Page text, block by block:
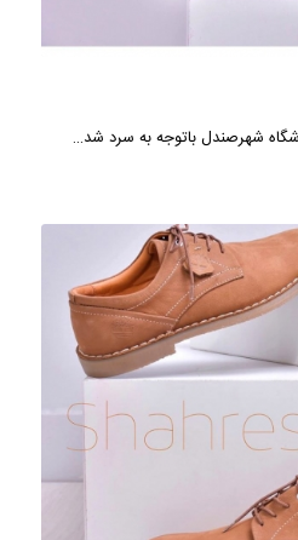
شهرصندل باتوجه به سرد شد…